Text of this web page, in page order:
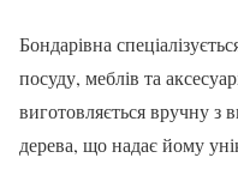
Бондарівна
посуду, меблів та
виготовляється вручну з
дерева, що надає йому